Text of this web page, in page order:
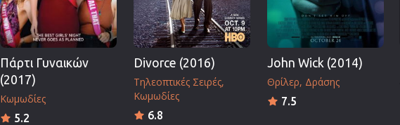
Τρόμου
Φαντασίας
Φιλμ Νουάρ
Χριστουγεννιάτικες
Ρομαντικές Κωμωδίες
Πάρτι Γυναικών
(2017)
Κωμωδίες
5.2
Divorce (2016)
Τηλεοπτικές Σειρές
Κωμωδίες
6.8
John Wick (2014)
Θρίλερ Δράσης
7.5